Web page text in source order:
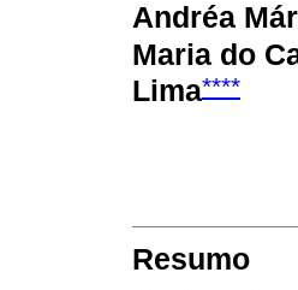
Andréa
Maria do
Lima****
Resumo